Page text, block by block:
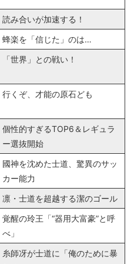
読み合いが加速する！
蜂楽を「信じた」のは…
「世界」との戦い！
行くぞ、才能の原石ども
個性的すぎるTOP6＆レギュラ
ー選抜開始
國神を沈めた士道、驚異のサッ
カー能力
凛・士道を超越する潔のゴール
覚醒の玲王「“器用大富豪”と呼
べ」
糸師冴が士道に「俺のために暴